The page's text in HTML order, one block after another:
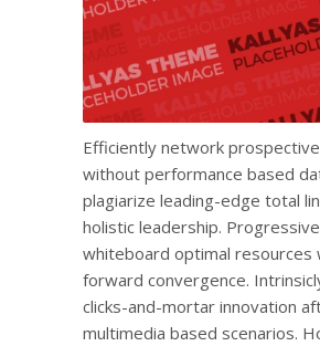
Efficiently network
without performance based
plagiarize leading-edge total
holistic leadership.
whiteboard optimal resources
forward convergence.
clicks-and-mortar innovation
multimedia based scenarios.